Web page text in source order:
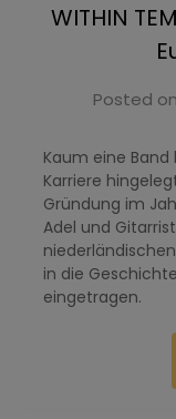
WITHIN
Posted on
Kaum eine
Karriere
Gründung im
Adel und
in die
eingetragen.